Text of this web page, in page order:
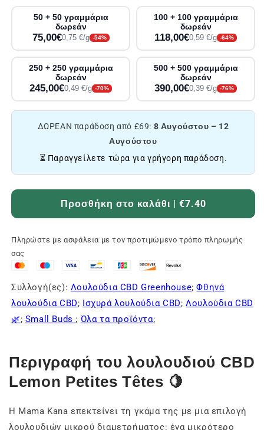
50 + 50 γραμμάρια
δωρεάν
75,00€0,75 €/g -54%
100 + 100 γραμμάρια
δωρεάν
118,00€0,59 €/g -64%
250 + 250 γραμμάρια
δωρεάν
245,00€0,49 €/g -70%
500 + 500 γραμμάρια
δωρεάν
390,00€0,39 €/g -76%
ΔΩΡΕΑΝ παράδοση από £69: 8 Αυγούστου – 12
Αυγούστου
⏳ Παραγγείλετε τώρα για γρήγορη παράδοση.
Προσθήκη στο καλάθι | €7.40
Πληρώστε με ασφάλεια με τον προτιμώμενο τρόπο πληρωμής
σας
Συλλογή(ες): Λουλούδια CBD Greenhouse;Φθηνά
λουλούδια CBD; Ισχυρά λουλούδια CBD;Λουλούδια CBD
🌿; Small Buds ; Όλα τα προϊόντα;
Περιγραφή του λουλουδιού CBD
Lemon Petites Têtes 🍋
Η Mama Kana επεκτείνει τη γκάμα της με μια επιλογή
λουλουδιών μικρού διαμετρήματος: ένα μικρότερο